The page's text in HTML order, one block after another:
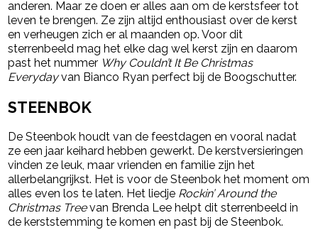
anderen. Maar ze doen er alles aan om de kerstsfeer tot
leven te brengen. Ze zijn altijd enthousiast over de kerst
en verheugen zich er al maanden op. Voor dit
sterrenbeeld mag het elke dag wel kerst zijn en daarom
past het nummer Why Couldn’t It Be Christmas
Everydayvan Bianco Ryan perfect bij de Boogschutter.
STEENBOK
De Steenbok houdt van de feestdagen en vooral nadat
ze een jaar keihard hebben gewerkt. De kerstversieringen
vinden ze leuk, maar vrienden en familie zijn het
allerbelangrijkst. Het is voor de Steenbok het moment om
alles even los te laten. Het liedje Rockin’ Around the
Christmas Treevan Brenda Lee helpt dit sterrenbeeld in
de kerststemming te komen en past bij de Steenbok.